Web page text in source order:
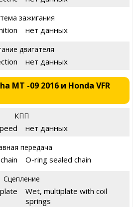
зажигания
нет данных
двигателя
нет данных
MT -09 2016 и Honda VFR
КПП
нет данных
передача
O-ring sealed chain
Сцепление
Wet, multiplate with coil
springs